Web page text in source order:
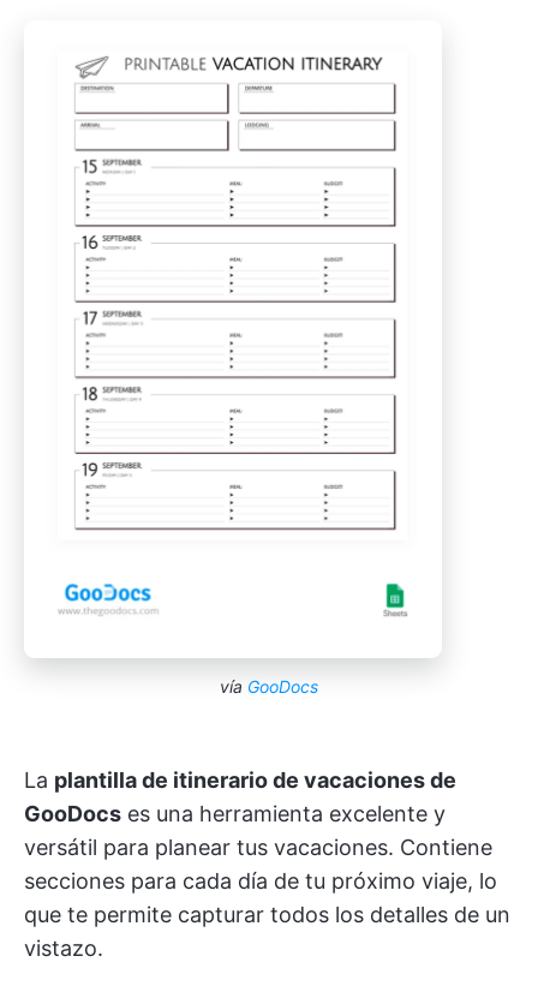
vía GooDocs
La plantilla de itinerario de vacaciones de
GooDocs es una herramienta excelente y
versátil para planear tus vacaciones. Contiene
secciones para cada día de tu próximo viaje, lo
que te permite capturar todos los detalles de un
vistazo.